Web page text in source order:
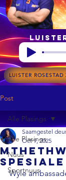
LUISTER ROSESTAD
Post
Alle Plasings
Nuus
Sportnuus
Alle Plasings
Saamgestel
Oct 9, 2025
Wyle